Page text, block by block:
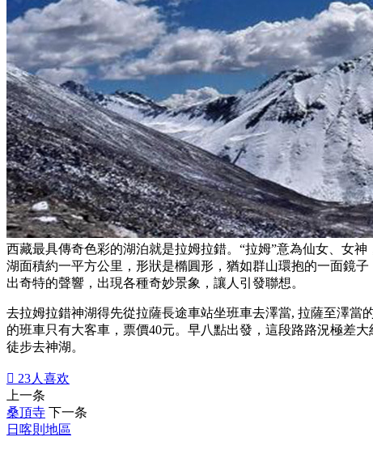
西藏最具傳奇色彩的湖泊就是拉姆拉錯。“拉姆”意為仙女、女
湖面積約一平方公里，形狀是橢圓形，猶如群山環抱的一面鏡
出奇特的聲響，出現各種奇妙景象，讓人引發聯想。
去拉姆拉錯神湖得先從拉薩長途車站坐班車去澤當, 拉薩至澤當
的班車只有大客車，票價40元。早八點出發，這段路路況極差
徒步去神湖。
 23人喜欢
上一条
桑頂寺 下一条
日喀則地區